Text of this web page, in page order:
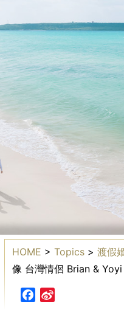
to
content
Facility List
Topics 最新
HOME > Topics > 渡假
像 台灣情侶 Brian &
Facebook